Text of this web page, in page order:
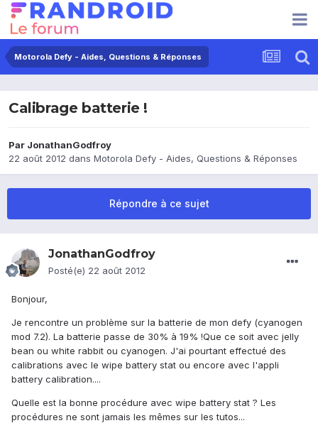
Motorola Defy - Aides, Questions & Réponses
Calibrage batterie !
Par JonathanGodfroy
22 août 2012 dans Motorola Defy - Aides, Questions & Réponses
Répondre à ce sujet
JonathanGodfroy
Posté(e) 22 août 2012
Bonjour,
Je rencontre un problème sur la batterie de mon defy (cyanogen
mod 7.2). La batterie passe de 30% à 19% !Que ce soit avec jelly
bean ou white rabbit ou cyanogen. J'ai pourtant effectué des
calibrations avec le wipe battery stat ou encore avec l'appli
battery calibration....
Quelle est la bonne procédure avec wipe battery stat ? Les
procédures ne sont jamais les mêmes sur les tutos...